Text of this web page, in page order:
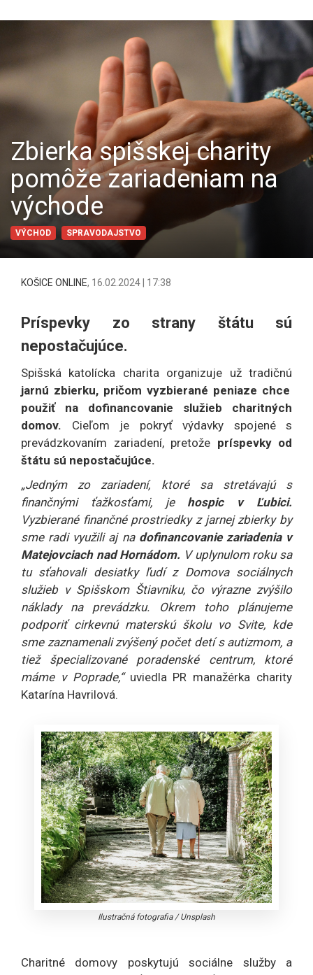
Zbierka spišskej charity
pomôže zariadeniam na
východe
VÝCHOD SPRAVODAJSTVO
KOŠICE ONLINE, 16.02.2024 | 17:38
Príspevky zo strany štátu sú
nepostačujúce.
Spišská katolícka charita organizuje už tradičnú
jarnú zbierku, pričom vyzbierané peniaze chce
použiť na dofinancovanie služieb charitných
domov. Cieľom je pokryť výdavky spojené s
prevádzkovaním zariadení, pretože príspevky od
štátu sú nepostačujúce.
„Jedným zo zariadení, ktoré sa stretávajú s
finančnými ťažkosťami, je hospic v Ľubici.
Vyzbierané finančné prostriedky z jarnej zbierky by
sme radi využili aj na dofinancovanie zariadenia v
Matejovciach nad Hornádom. V uplynulom roku sa
tu sťahovali desiatky ľudí z Domova sociálnych
služieb v Spišskom Štiavniku, čo výrazne zvýšilo
náklady na prevádzku. Okrem toho plánujeme
podporiť cirkevnú materskú školu vo Svite, kde
sme zaznamenali zvýšený počet detí s autizmom, a
tiež špecializované poradenské centrum, ktoré
máme v Poprade,“uviedla PR manažérka charity
Katarína Havrilová.
Ilustračná fotografia/Unsplash
Charitné domovy poskytujú sociálne služby a